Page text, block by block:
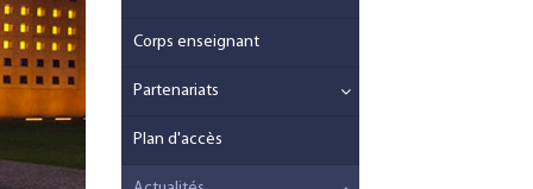
Corps enseignant
Partenariats
Plan d'accès